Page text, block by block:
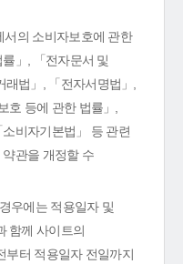
의 소비자보호에 관한
」, 「전자문서 및
법」, 「전자서명법」,
호 등에 관한 법률」,
소비자기본법」 등 관련
관을 개정할 수
우에는 적용일자 및
함께 사이트의
부터 적용일자 전일까지